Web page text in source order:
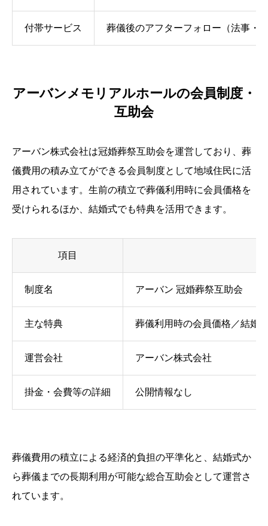
付帯サービス 葬儀後のアフターフォロー（法事・
アーバンメモリアルホールの会員制度・
互助会
アーバン株式会社は冠婚葬祭互助会を運営しており、葬
儀費用の積み立てができる会員制度として地域住民に活
用されています。生前の積立で葬儀利用時に会員価格を
受けられるほか、結婚式でも特典を活用できます。
項目
制度名 アーバン 冠婚葬祭互助会
主な特典 葬儀利用時の会員価格／結婚
運営会社 アーバン株式会社
掛金・会費等の詳細 公開情報なし
葬儀費用の積立による経済的負担の平準化と、結婚式か
ら葬儀までの長期利用が可能な総合互助会として運営さ
れています。